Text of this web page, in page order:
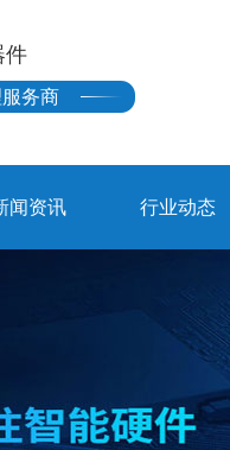
件
务商
闻资讯 行业动态